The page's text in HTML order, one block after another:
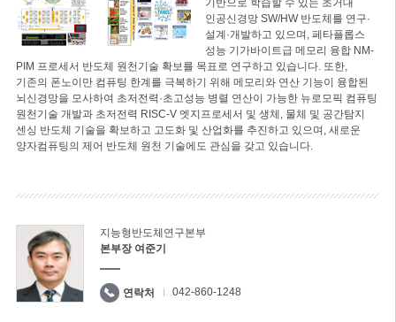
기반으로 학습할 수 있는 초거대
인공신경망 SW/HW 반도체를 연구·
설계·개발하고 있으며, 페타플롭스
성능 기가바이트급 메모리 융합 NM-
PIM 프로세서 반도체 원천기술 확보를 목표로 연구하고 있습니다. 또한,
기존의 폰노이만 컴퓨팅 한계를 극복하기 위해 메모리와 연산 기능이 융합된
뇌신경망을 모사하여 초저전력·초고성능 병렬 연산이 가능한 뉴로모픽 컴퓨팅
원천기술 개발과 초저전력 RISC-V 엣지프로세서 및 생체, 물체 및 공간탐지
센싱 반도체 기술을 확보하고 고도화 및 산업화를 추진하고 있으며, 새로운
양자컴퓨팅의 제어 반도체 원천 기술에도 관심을 갖고 있습니다.
지능형반도체연구본부
본부장 여준기
연락처 042-860-1248